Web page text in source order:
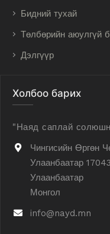
Бидний тухай
Төлбөрийн аюулгүй
Дэлгүүр
Холбоо барих
"Наяд саплай
Чингисийн Өргөн
Улаанбаатар 17043
Улаанбаатар
Монгол
info@nayd.mn